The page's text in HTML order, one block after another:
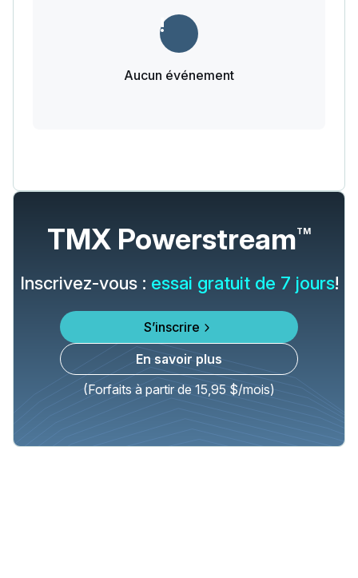
Aucun événement
TMX PowerstreamTM
Inscrivez-vous : essai gratuit de 7 jours!
S’inscrire
En savoir plus
(Forfaits à partir de 15,95 $/mois)